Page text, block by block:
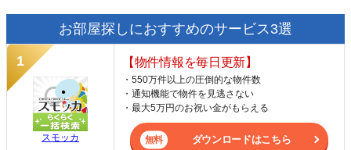
お部屋探しにおすすめのサービス3選
スモッカ
【物件情報を毎日更新】
・550万件以上の圧倒的な物件数
・通知機能で物件を見逃さない
・最大5万円のお祝い金がもらえる
ダウンロードはこちら